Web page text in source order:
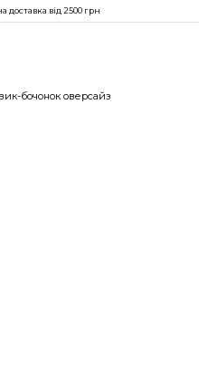
доставка від 2500 грн
бочонок оверсайз